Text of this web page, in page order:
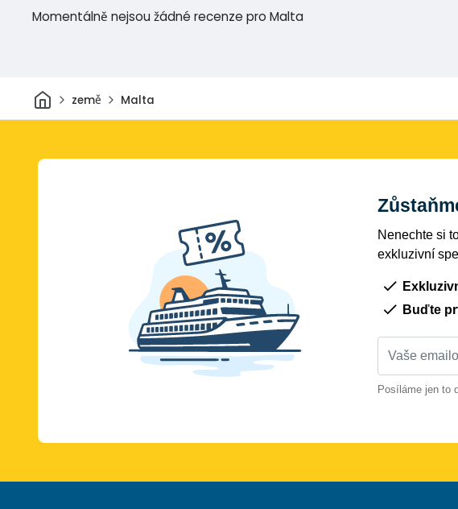
Momentálně nejsou žádné recenze pro Malta
Domov
země Malta
Nenechte si
exkluzivní
Buďte
Posíláme jen to